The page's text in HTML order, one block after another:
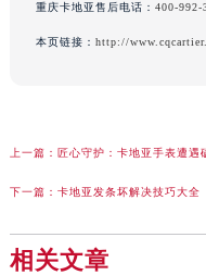
重庆卡地亚售后电话： 400-992-
本页链接： http://
上一篇： 匠心守护：卡地亚手表遭遇
下一篇： 卡地亚发条坏解决技巧大全
相关文章